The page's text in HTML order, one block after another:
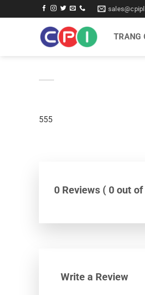
qua
TRANG
555
0 Reviews ( 0 out of
Write a Review